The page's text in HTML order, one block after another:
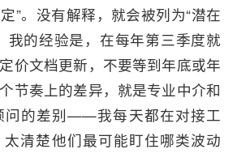
”。没有解释，就会被列为“潜在
我的经验是，在每年第三季度就
价文档更新，不要等到年底或年
节奏上的差异，就是专业中介和
问的差别——我每天都在对接工
清楚他们最可能盯住哪类波动